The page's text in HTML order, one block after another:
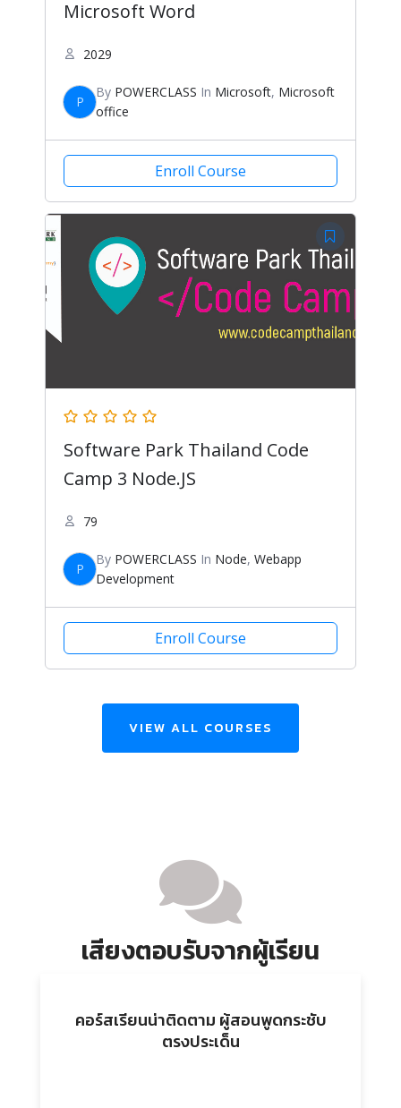
Microsoft Word
2029
P
By POWERCLASS In Microsoft, Microsoft
office
Enroll Course
Software Park Thailand Code
Camp 3 Node.JS
79
P
By POWERCLASS In Node, Webapp
Development
Enroll Course
VIEW ALL COURSES
เสียงตอบรับจากผู้เรียน
คอร์สเรียนน่าติดตาม ผู้สอนพูดกระชับ
ตรงประเด็น